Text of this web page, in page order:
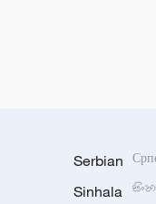
Serbian
Sinhala